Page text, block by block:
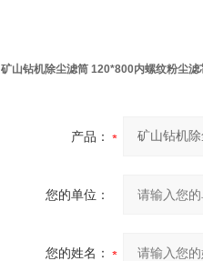
矿山钻机除尘滤筒 120*800内螺纹粉尘滤
产品：
您的单位：
您的姓名：